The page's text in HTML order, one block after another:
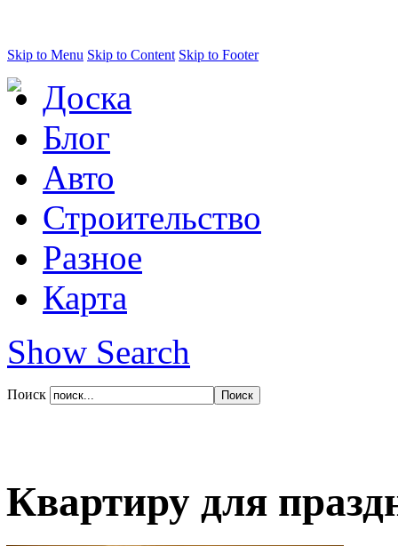
Skip to Menu Skip to Content Skip to Footer
Доска
Блог
Авто
Строительство
Разное
Карта
Show Search
Поиск
Квартиру для